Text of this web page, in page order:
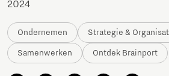
2024
Ondernemen Strategie &
Samenwerken Ontdek Brainport